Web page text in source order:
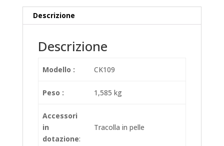
Descrizione
Descrizione
Modello : CK109
Peso : 1,585 kg
Accessori
in
dotazione:
Tracolla in pelle